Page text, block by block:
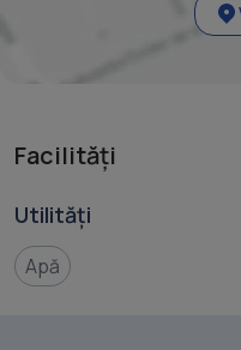
Facilități
Utilități
Apă